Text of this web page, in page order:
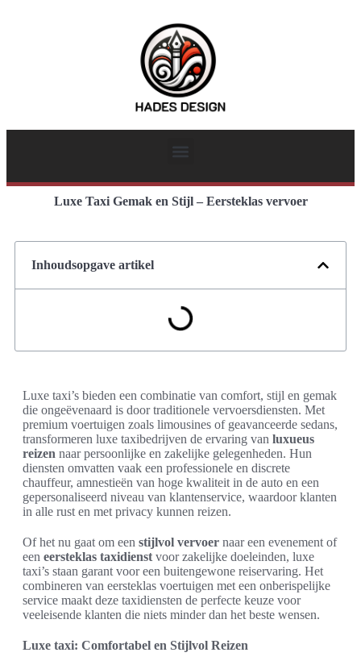
Luxe Taxi Gemak en Stijl – Eersteklas vervoer
Inhoudsopgave artikel
Luxe taxi’s bieden een combinatie van comfort, stijl en gemak
die ongeëvenaard is door traditionele vervoersdiensten. Met
premium voertuigen zoals limousines of geavanceerde sedans,
transformeren luxe taxibedrijven de ervaring van luxueus
reizen naar persoonlijke en zakelijke gelegenheden. Hun
diensten omvatten vaak een professionele en discrete
chauffeur, amnestieën van hoge kwaliteit in de auto en een
gepersonaliseerd niveau van klantenservice, waardoor klanten
in alle rust en met privacy kunnen reizen.
Of het nu gaat om een stijlvol vervoer naar een evenement of
een eersteklas taxidienst voor zakelijke doeleinden, luxe
taxi’s staan garant voor een buitengewone reiservaring. Het
combineren van eersteklas voertuigen met een onberispelijke
service maakt deze taxidiensten de perfecte keuze voor
veeleisende klanten die niets minder dan het beste wensen.
Luxe taxi: Comfortabel en Stijlvol Reizen